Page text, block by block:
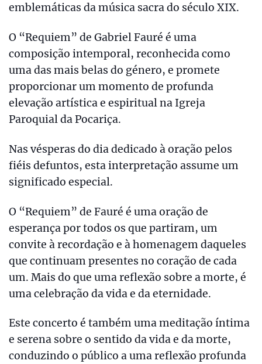
emblemáticas da música sacra do século XIX.
O “Requiem” de Gabriel Fauré é uma
composição intemporal, reconhecida como
uma das mais belas do género, e promete
proporcionar um momento de profunda
elevação artística e espiritual na Igreja
Paroquial da Pocariça.
Nas vésperas do dia dedicado à oração pelos
fiéis defuntos, esta interpretação assume um
significado especial.
O “Requiem” de Fauré é uma oração de
esperança por todos os que partiram, um
convite à recordação e à homenagem daqueles
que continuam presentes no coração de cada
um. Mais do que uma reflexão sobre a morte, é
uma celebração da vida e da eternidade.
Este concerto é também uma meditação íntima
e serena sobre o sentido da vida e da morte,
conduzindo o público a uma reflexão profunda